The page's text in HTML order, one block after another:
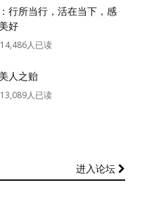
行所当行，活在当下，感
好
人已读
人之贻
人已读
进入论坛